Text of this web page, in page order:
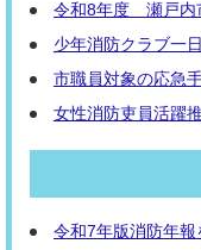
令和8年度 瀬戸内
少年消防クラブ一
市職員対象の応急
女性消防吏員活躍
令和7年版消防年報